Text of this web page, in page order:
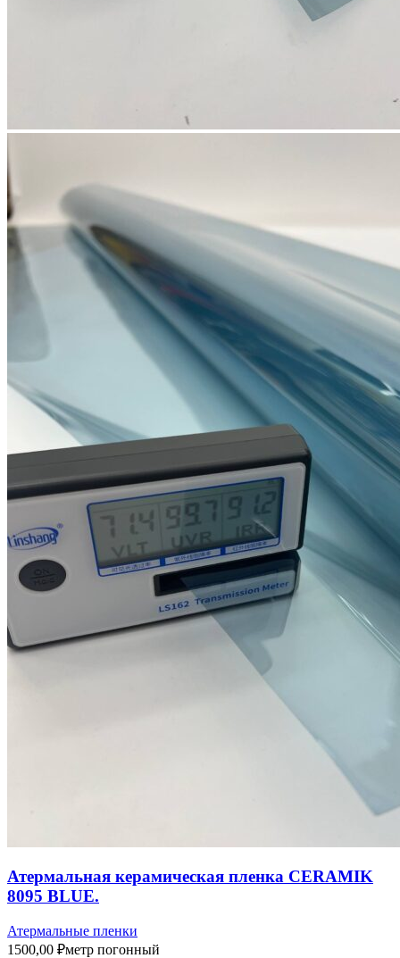
Атермальная керамическая пленка CERAMIK
8095 BLUE.
Атермальные пленки
1500,00 ₽метр погонный